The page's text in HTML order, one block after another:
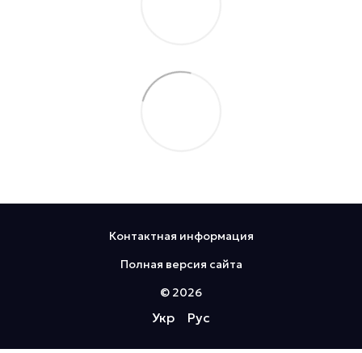
Контактная информация
Полная версия сайта
© 2026
Укр Рус